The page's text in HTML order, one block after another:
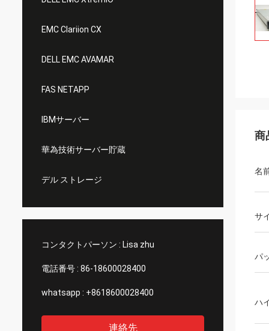
EMC Clariion CX
DELL EMC AVAMAR
FAS NETAPP
IBMサーバー
華為技術サーバー貯蔵
デル ストレージ
コンタクトパーソン : Lisa zhu
電話番号 : 86-18600028400
whatsapp : +8618600028400
連絡先
商
名
サ
パ
ハ